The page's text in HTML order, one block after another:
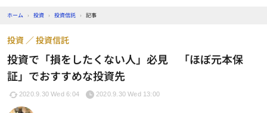
ホーム › 投資 › 投資信託 › 記事
投資で「損をしたくない人」必見 「ほぼ元本保
証」でおすすめな投資先
投資 投資信託
2020.9.30 Wed 6:04 2020.9.30 Wed 13:00